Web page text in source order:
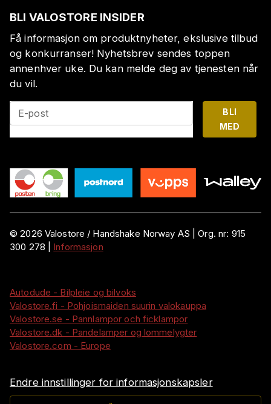
BLI VALOSTORE INSIDER
Få informasjon om produktnyheter, ekslusive tilbud
og konkurranser! Nyhetsbrev sendes toppen
annenhver uke. Du kan melde deg av tjenesten når
du vil.
E-post
BLI
MED
©2026 Valostore / Handshake Norway AS |Org. nr: 915
300 278
Informasjon
Autodude - Bilpleie og bilvoks
Valostore.fi - Pohjoismaiden suurin valokauppa
Valostore.se - Pannlampor och ficklampor
Valostore.dk - Pandelamper og lommelygter
Valostore.com - Europe
Endre innstillinger for informasjonskapsler